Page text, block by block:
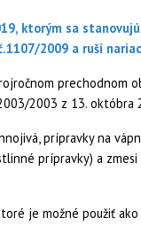
ktorým sa
2009 a ruší
prechodnom
2003 z 13.
prípravky na
prípravky) a
je možné použiť